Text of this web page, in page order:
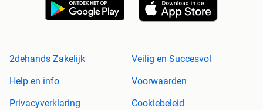
2dehands Zakelijk
Veilig en Succesvol
Help en info
Voorwaarden
Privacyverklaring
Cookiebeleid